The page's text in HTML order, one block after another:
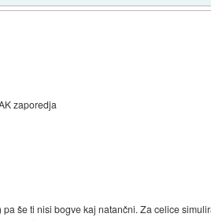
zaporedja
še ti nisi bogve kaj natančni. Za celice